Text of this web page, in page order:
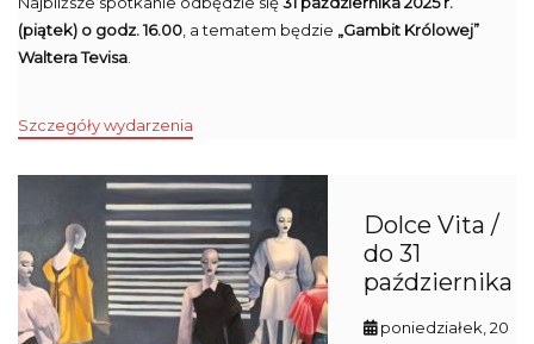
(piątek) o godz. 16.00 , a tematem będzie „Gambit Królowej”
Waltera Tevisa
Szczegóły wydarzenia
Dolce Vita /
do 31
października
poniedziałek, 20